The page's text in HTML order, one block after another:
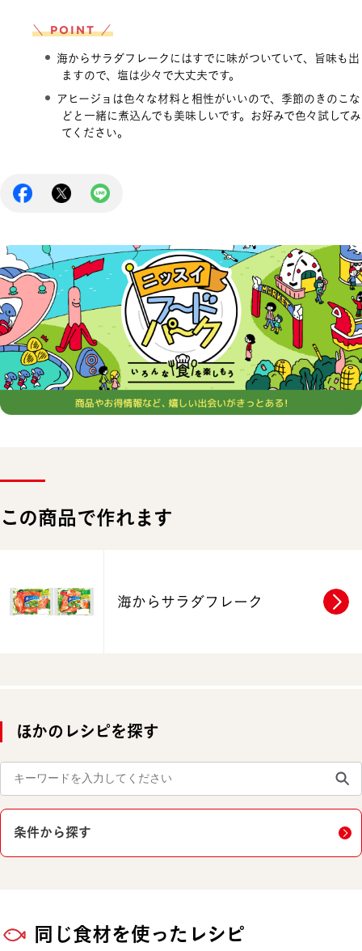
＼ POINT ／
海からサラダフレークにはすでに味がついていて、旨味も出
ますので、塩は少々で大丈夫です。
アヒージョは色々な材料と相性がいいので、季節のきのこな
どと一緒に煮込んでも美味しいです。お好みで色々試してみ
てください。
この商品で作れます
海からサラダフレーク
ほかのレシピを探す
条件から探す
同じ食材を使ったレシピ